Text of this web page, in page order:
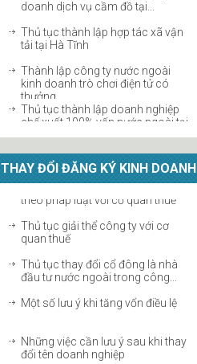
Thủ tục thành lập hợp tác xã vận
tải tại Hà Tĩnh
Thành lập công ty nước ngoài
kinh doanh trò chơi điện tử có
thưởng...
Thủ tục thành lập doanh nghiệp
chế xuất 100% vốn nước ngoài tại
Hà...
Thủ tục thành lập địa điểm kinh
doanh công ty
ĐIỀU KIỆN KINH DOANH BẤT
ĐỘNG SẢN
Thủ tục thành lập doanh nghiệp
sản xuất nông sản tại Hà Tĩnh
Quy định thành lập doanh nghiệp
kinh doanh khách sạn
THAY ĐỔI ĐĂNG KÝ KINH DOANH
Thủ tục giải thể công ty với cơ
quan thuế
Thủ tục thay đổi cổ đông là nhà
đầu tư nước ngoài trong công...
Một số lưu ý khi tăng vốn điều lệ
đổi tên doanh nghiệp